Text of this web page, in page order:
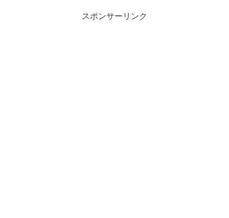
スポンサーリンク